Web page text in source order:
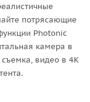
потрясающие
Photonic
камера в
съемка, видео в 4K